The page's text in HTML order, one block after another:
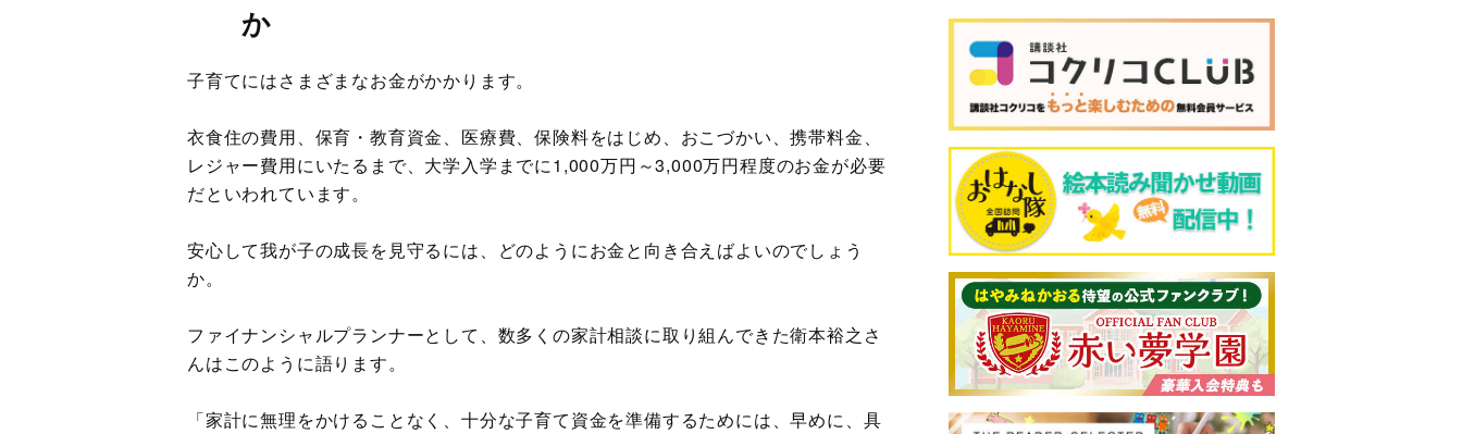
か
子育てにはさまざまなお金がかかります。
衣食住の費用、保育・教育資金、医療費、保険料をはじめ、おこづかい、携帯料金、
レジャー費用にいたるまで、大学入学までに1,000万円～3,000万円程度のお金が必要
だといわれています。
安心して我が子の成長を見守るには、どのようにお金と向き合えばよいのでしょう
か。
ファイナンシャルプランナーとして、数多くの家計相談に取り組んできた衛本裕之さ
んはこのように語ります。
「家計に無理をかけることなく、十分な子育て資金を準備するためには、早めに、具